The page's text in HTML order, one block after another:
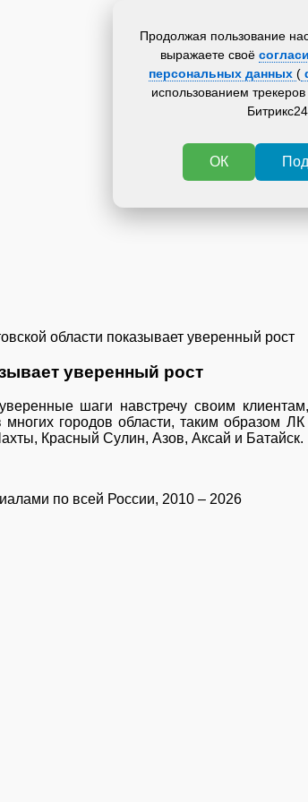
области показывает уверенный рост
уверенный рост
шаги навстречу своим
многих городов области, таким образом
Красный Сулин, Азов, Аксай и Батайск.
по всей России, 2010 – 2026
Продолжая пользование
выражаете своё
персональных данных (
использованием
ОК